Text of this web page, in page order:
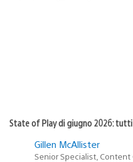
State of Play di giugno 2026: tutti
Gillen McAllister
Senior Specialist, Content